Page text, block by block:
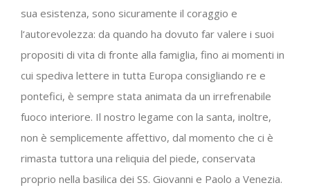
sua esistenza, sono sicuramente il coraggio e
l‘autorevolezza: da quando ha dovuto far valere i suoi
propositi di vita di fronte alla famiglia, fino ai momenti in
cui spediva lettere in tutta Europa consigliando re e
pontefici, è sempre stata animata da un irrefrenabile
fuoco interiore. Il nostro legame con la santa, inoltre,
non è semplicemente affettivo, dal momento che ci è
rimasta tuttora una reliquia del piede, conservata
proprio nella basilica dei SS. Giovanni e Paolo a Venezia.